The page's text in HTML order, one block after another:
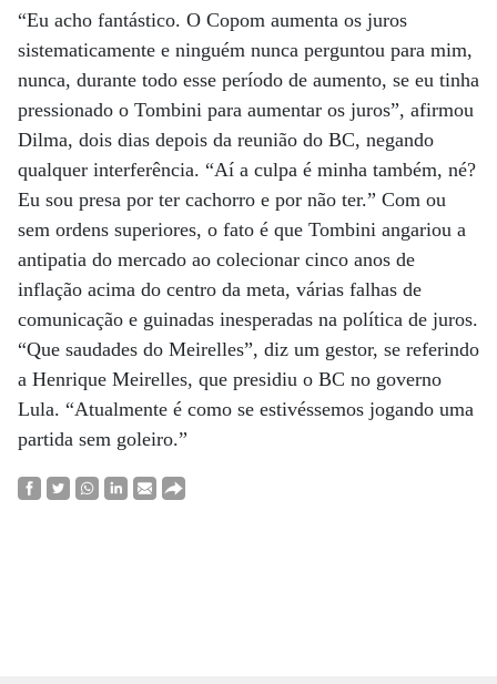
“Eu acho fantástico. O Copom aumenta os juros
sistematicamente e ninguém nunca perguntou para mim,
nunca, durante todo esse período de aumento, se eu tinha
pressionado o Tombini para aumentar os juros”, afirmou
Dilma, dois dias depois da reunião do BC, negando
qualquer interferência. “Aí a culpa é minha também, né?
Eu sou presa por ter cachorro e por não ter.” Com ou
sem ordens superiores, o fato é que Tombini angariou a
antipatia do mercado ao colecionar cinco anos de
inflação acima do centro da meta, várias falhas de
comunicação e guinadas inesperadas na política de juros.
“Que saudades do Meirelles”, diz um gestor, se referindo
a Henrique Meirelles, que presidiu o BC no governo
Lula. “Atualmente é como se estivéssemos jogando uma
partida sem goleiro.”